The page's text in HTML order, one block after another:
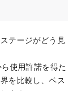
テージがどう見
使用許諾を得た
を比較し、ベス